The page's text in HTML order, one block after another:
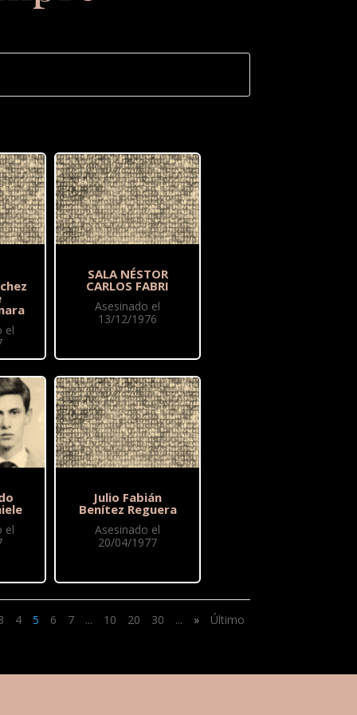
el
el
SALA NÉSTOR
CARLOS FABRI
Asesinado el
13/12/1976
Julio Fabián
Benítez Reguera
Asesinado el
20/04/1977
4 5 6 7 ... 10 20 30 ... » Último